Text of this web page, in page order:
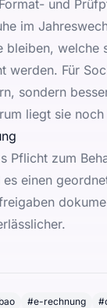
und
im
bleiben,
werden. Für
sondern
liegt sie noch
zum
einen
bao #e-rechnung #